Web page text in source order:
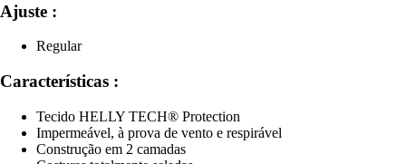
Ajuste :
Regular
Características :
Tecido HELLY TECH® Protection
Impermeável, à prova de vento e respirável
Construção em 2 camadas